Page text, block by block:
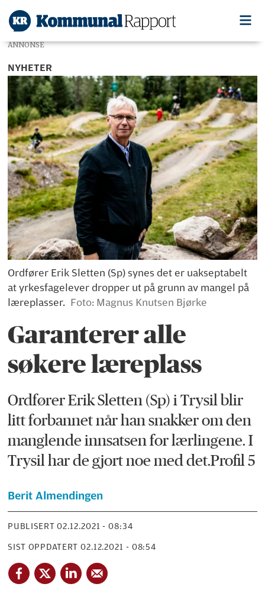
ANNONSE
NYHETER
Ordfører Erik Sletten (Sp) synes det er uakseptabelt
at yrkesfagelever dropper ut på grunn av mangel på
læreplasser. Foto: Magnus Knutsen Bjørke
Garanterer alle
søkere læreplass
Ordfører Erik Sletten (Sp) i Trysil blir
litt forbannet når han snakker om den
manglende innsatsen for lærlingene. I
Trysil har de gjort noe med det.Profil 5
Berit Almendingen
PUBLISERT 02.12.2021 - 08:34
SIST OPPDATERT 02.12.2021 - 08:54